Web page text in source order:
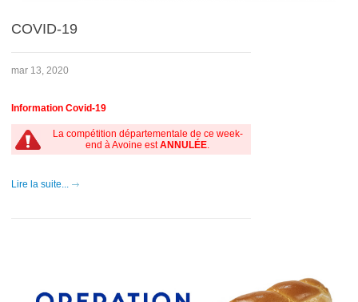
COVID-19
mar 13, 2020
Information Covid-19
La compétition départementale de ce week-
end à Avoine estANNULÉE.
Lire la suite...